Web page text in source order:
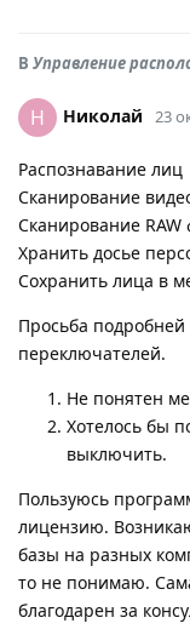
В Управление
Н Николай 23
Распознавание лиц
Сканирование
Сканирование RAW
Хранить досье
Сохранить лица в
Просьба
переключателей.
Не понятен
Хотелось бы
выключить.
Пользуюсь
лицензию.
базы на разных
то не понимаю.
благодарен за